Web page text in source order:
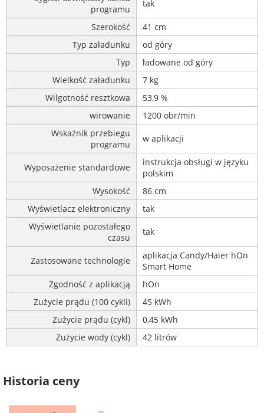
programu
tak
Szerokość
41 cm
Typ załadunku
od góry
Typ
ładowane od góry
Wielkość załadunku
7 kg
Wilgotność resztkowa
53,9 %
wirowanie
1200 obr/min
Wskaźnik przebiegu
programu
w aplikacji
Wyposażenie standardowe
instrukcja obsługi w języku
polskim
Wysokość
86 cm
Wyświetlacz elektroniczny
tak
Wyświetlanie pozostałego
czasu
tak
Zastosowane technologie
aplikacja Candy/Haier hOn
Smart Home
Zgodność z aplikacją
hOn
Zużycie prądu (100 cykli)
45 kWh
Zużycie prądu (cykl)
0,45 kWh
Zużycie wody (cykl)
42 litrów
Historia ceny